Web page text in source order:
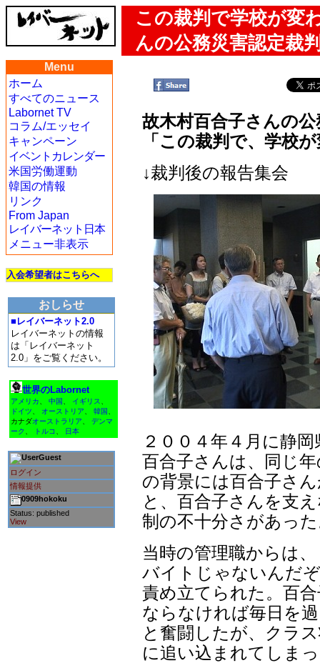
この裁判で学校が変
んの公務災害認定裁
Menu
ホーム
すべてのニュース
Labornet TV
コラム/エッセイ
キャンペーン
イベントカレンダー
米国労働運動
韓国の情報
リンク
From Japan
レイバーネット日本
メニュー非表示
入会希望者はこちらへ
おしらせ
■レイバーネット2.0
レイバーネットの情報
は「レイバーネット
2.0」をご覧ください。
世界のLabornet
アメリカ 中国 イギリス
ドイツ
オーストリア 韓国
カナダオーストラリア
デンマ
ーク
トルコ 日本
Guest
ログイン
情報提供
0909hokoku
Status: published
View
故木村百合子さんの
「この裁判で、学校
↓裁判後の報告集会
２００４年４月に静
百合子さんは、同じ
の背景には百合子さ
と、百合子さんを支
制の不十分さがあっ
当時の管理職からは
バイトじゃないんだ
責め立てられた。百
ならなければ毎日を
と奮闘したが、クラ
に追い込まれてしま